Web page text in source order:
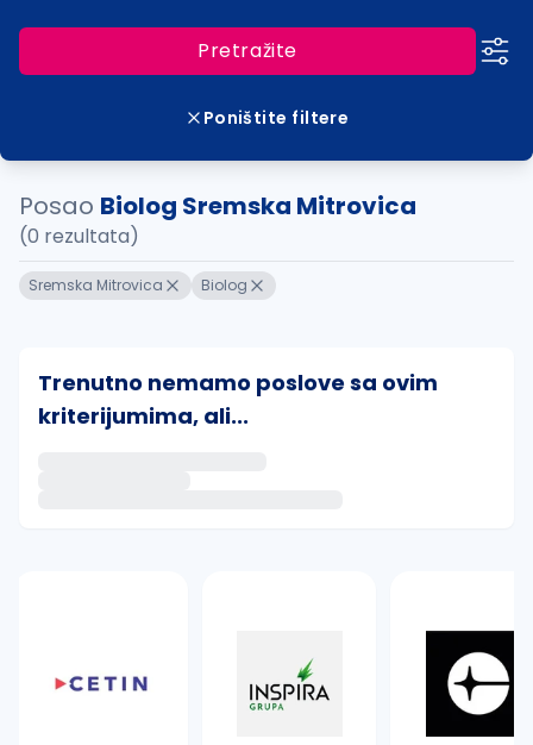
Pretražite
Poništite filtere
Posao Biolog Sremska Mitrovica
(0 rezultata)
Sremska Mitrovica Biolog
Trenutno nemamo poslove sa ovim
kriterijumima, ali...
proverite pravopisne greške (koristite č, ć, š, đ,